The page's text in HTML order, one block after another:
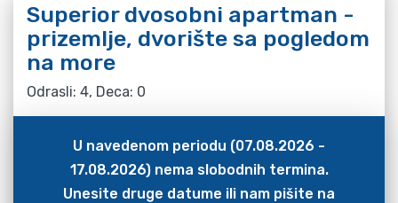
Superior dvosobni apartman -
prizemlje, dvorište sa pogledom
na more
Odrasli: 4, Deca: 0
U navedenom periodu (07.08.2026 -
17.08.2026) nema slobodnih termina.
Unesite druge datume ili nam pišite na